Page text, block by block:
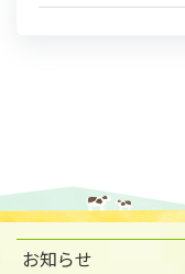
お知らせ